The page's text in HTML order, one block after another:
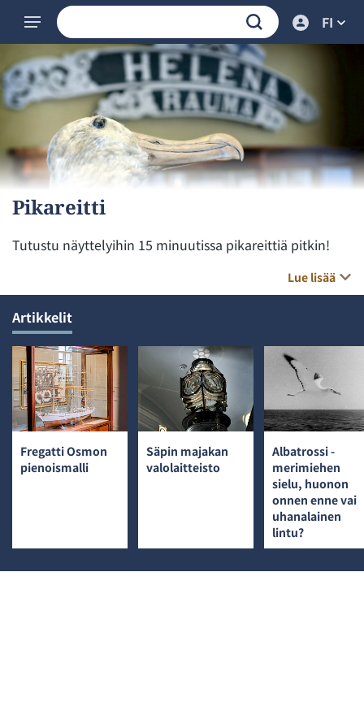
FI
Pikareitti
Tutustu näyttelyihin 15 minuutissa pikareittiä pitkin!
Lue lisää
Artikkelit
Fregatti Osmon
pienoismalli
Säpin majakan
valolaitteisto
Albatrossi -
merimiehen
sielu, huonon
onnen enne vai
uhanalainen
lintu?